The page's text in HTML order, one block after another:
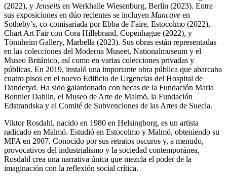
(2022), y Jenseits en Werkhalle Wiesenburg, Berlín (2023). Entre
sus exposiciones en dúo recientes se incluyen Mancave en
Sotheby’s, co-comisariada por Ebba de Faire, Estocolmo (2022),
Chart Art Fair con Cora Hillebrand, Copenhague (2022), y
Tönnheim Gallery, Marbella (2023). Sus obras están representadas
en las colecciones del Moderna Museet, Nationalmuseum y el
Museo Británico, así como en varias colecciones privadas y
públicas. En 2019, instaló una importante obra pública que abarcaba
cuatro pisos en el nuevo Edificio de Urgencias del Hospital de
Danderyd. Ha sido galardonado con becas de la Fundación Maria
Bonnier Dahlin, el Museo de Arte de Malmö, la Fundación
Edstrandska y el Comité de Subvenciones de las Artes de Suecia.
Viktor Rosdahl, nacido en 1980 en Helsingborg, es un artista
radicado en Malmö. Estudió en Estocolmo y Malmö, obteniendo su
MFA en 2007. Conocido por sus retratos oscuros y, a menudo,
provocativos del industrialismo y la sociedad contemporánea,
Rosdahl crea una narrativa única que mezcla el poder de la
imaginación con la reflexión social crítica.